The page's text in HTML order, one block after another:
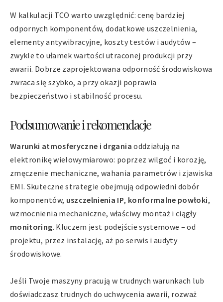
W kalkulacji TCO warto uwzględnić: cenę bardziej
odpornych komponentów, dodatkowe uszczelnienia,
elementy antywibracyjne, koszty testów i audytów –
zwykle to ułamek wartości utraconej produkcji przy
awarii. Dobrze zaprojektowana odporność środowiskowa
zwraca się szybko, a przy okazji poprawia
bezpieczeństwo i stabilność procesu.
Podsumowanie i rekomendacje
Warunki atmosferyczne i drgania oddziałują na
elektronikę wielowymiarowo: poprzez wilgoć i korozję,
zmęczenie mechaniczne, wahania parametrów i zjawiska
EMI. Skuteczne strategie obejmują odpowiedni dobór
komponentów, uszczelnienia IP, konformalne powłoki,
wzmocnienia mechaniczne, właściwy montaż i ciągły
monitoring. Kluczem jest podejście systemowe – od
projektu, przez instalację, aż po serwis i audyty
środowiskowe.
Jeśli Twoje maszyny pracują w trudnych warunkach lub
doświadczasz trudnych do uchwycenia awarii, rozważ